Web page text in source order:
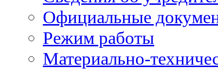
Официальные
Режим работы
Материально-